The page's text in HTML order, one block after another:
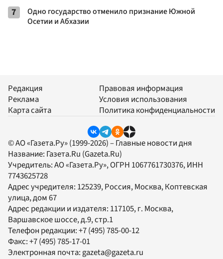
7
Одно государство отменило признание Южной
Осетии и Абхазии
Редакция
Реклама
Карта сайта
Правовая информация
Условия использования
Политика конфиденциальности
© АО «Газета.Ру» (1999-2026) – Главные новости дня
Название: Газета.Ru (Gazeta.Ru)
Учредитель:АО «Газета.Ру», ОГРН 1067761730376, ИНН
7743625728
Адрес учредителя: 125239, Россия, Москва, Коптевская
улица, дом 67
Адрес редакции и издателя: 117105, г. Москва,
Варшавское шоссе, д.9, стр.1
Телефон редакции:+7 (495) 785-00-12
Факс:+7 (495) 785-17-01
Электронная почта:gazeta@gazeta.ru